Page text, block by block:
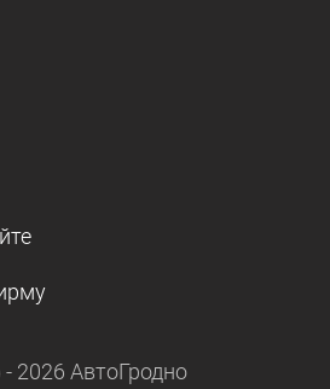
- 2026 АвтоГродно